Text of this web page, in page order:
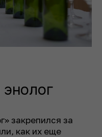
закрепился за
как их еще